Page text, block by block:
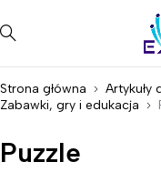
Strona główna
Artykuły
Zabawki, gry i edukacja
Puzzle